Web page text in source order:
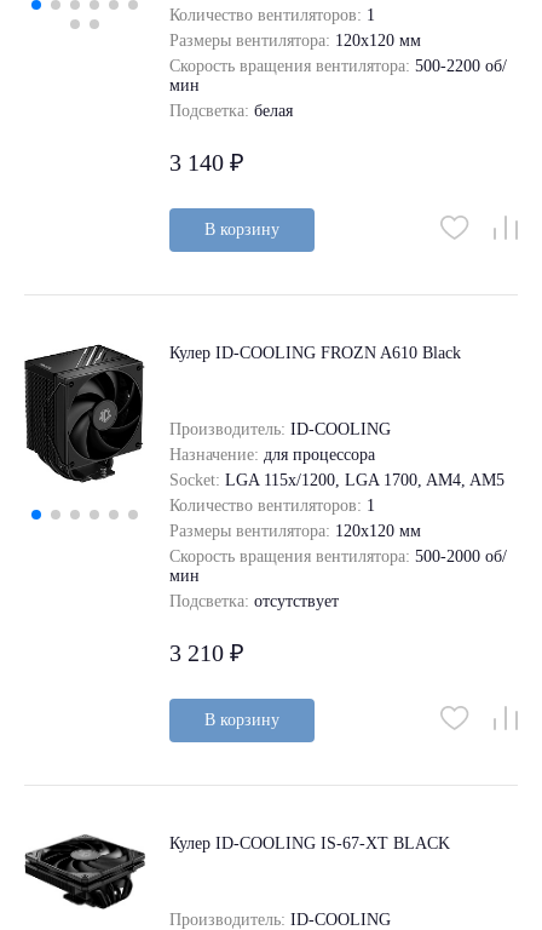
Количество вентиляторов: 1
Размеры вентилятора: 120x120 мм
Скорость вращения вентилятора: 500-2200 об/
мин
Подсветка: белая
3 140 ₽
В корзину
Кулер ID-COOLING FROZN A610 Black
Производитель: ID-COOLING
Назначение: для процессора
Socket: LGA 115x/1200, LGA 1700, AM4, AM5
Количество вентиляторов: 1
Размеры вентилятора: 120x120 мм
Скорость вращения вентилятора: 500-2000 об/
мин
Подсветка: отсутствует
3 210 ₽
В корзину
Кулер ID-COOLING IS-67-XT BLACK
Производитель: ID-COOLING